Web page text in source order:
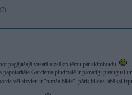
pagājušajā vasarā aizsākto tēmu par skimbordu.
papolaritāte Garciema pludmalē ir pamatīgi pieaugusi
vēl aizvien ir "tumša bilde", pāris bildes labākai